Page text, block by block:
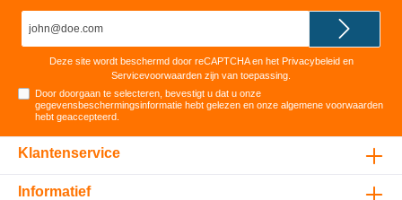
Deze site wordt beschermd door reCAPTCHA en het Privacybeleiden
Servicevoorwaarden zijn van toepassing.
Door doorgaan te selecteren, bevestigt u dat u onze
gegevensbeschermingsinformatie hebt gelezen en onzealgemene voorwaarden
hebt geaccepteerd
Klantenservice
Informatief